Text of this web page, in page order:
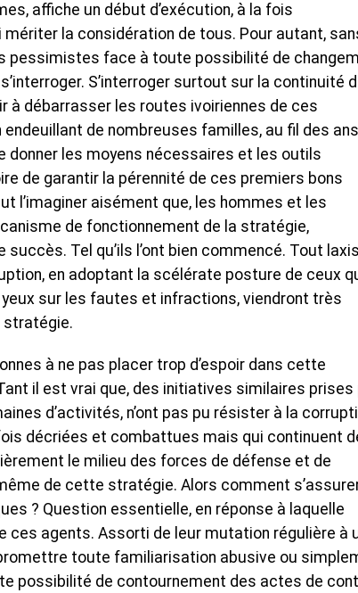
affiche un début d’exécution, à la fois
la considération de tous. Pour autant,
pessimistes face à toute possibilité de
S’interroger surtout sur la continuité
à débarrasser les routes ivoiriennes de ces
de nombreuses familles, au fil des
donner les moyens nécessaires et les outils
de garantir la pérennité de ces premiers bons
l’imaginer aisément que, les hommes et les
de fonctionnement de la stratégie,
Tel qu’ils l’ont bien commencé. Tout
en adoptant la scélérate posture de ceux
sur les fautes et infractions, viendront très
stratégie.
à ne pas placer trop d’espoir dans cette
il est vrai que, des initiatives similaires prises
d’activités, n’ont pas pu résister à la
décriées et combattues mais qui continuent
le milieu des forces de défense et de
de cette stratégie. Alors comment
? Question essentielle, en réponse à laquelle
ces agents. Assorti de leur mutation régulière à
toute familiarisation abusive ou
possibilité de contournement des actes de